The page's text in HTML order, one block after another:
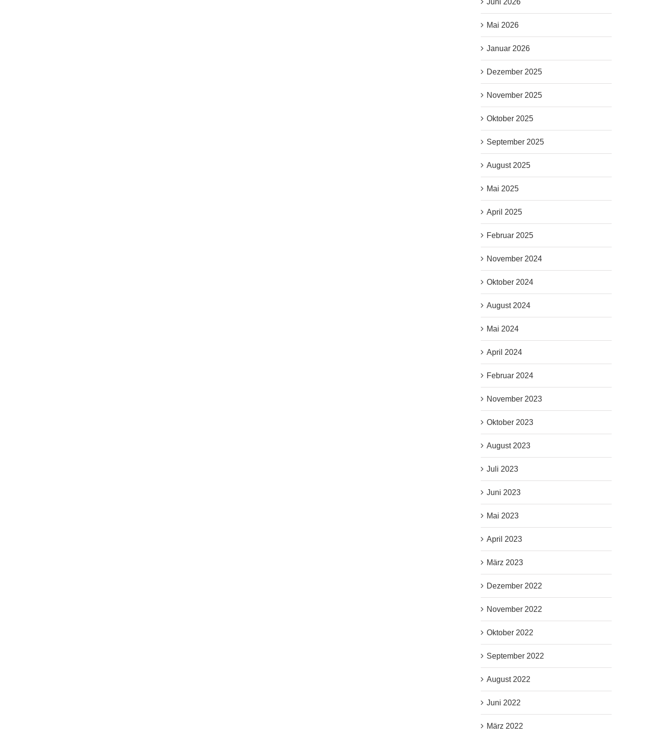
Mai 2026
Januar 2026
Dezember 2025
November 2025
Oktober 2025
September 2025
August 2025
Mai 2025
April 2025
Februar 2025
November 2024
Oktober 2024
August 2024
Mai 2024
April 2024
Februar 2024
November 2023
Oktober 2023
August 2023
Juli 2023
Juni 2023
Mai 2023
April 2023
März 2023
Dezember 2022
November 2022
Oktober 2022
September 2022
August 2022
Juni 2022
März 2022